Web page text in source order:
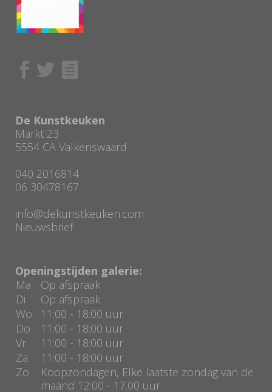
De Kunstkeuken
Markt 23
5554 CA Valkenswaard
040 2016814
06 30478167
info@dekunstkeuken.com
Nieuwsbrief
Openingstijden galerie:
Ma
Op afspraak
Di
Op afspraak
Wo
11:00 - 18:00 uur
Do
11:00 - 18:00 uur
Vr
11:00 - 18:00 uur
Za
11:00 - 18:00 uur
Zo
Koopzondagen, Elke laatste zondag van de
maand 12:00 - 17.00 uur